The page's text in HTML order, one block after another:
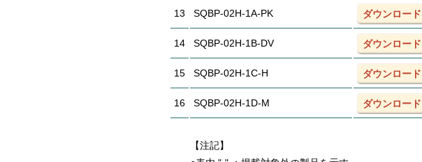
13 SQBP-02H-1A-PK ダウンロード
14 SQBP-02H-1B-DV ダウンロード
15 SQBP-02H-1C-H ダウンロード
16 SQBP-02H-1D-M ダウンロード
【注記】